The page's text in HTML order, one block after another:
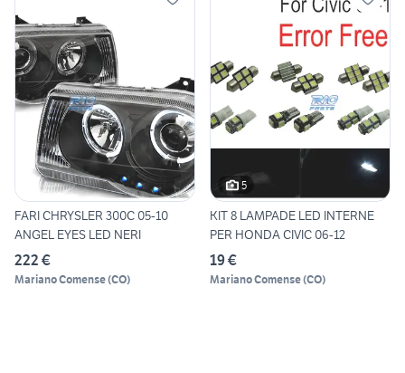
FARI CHRYSLER 300C 05-10
ANGEL EYES LED NERI
222 €
Mariano Comense(CO)
5
KIT 8 LAMPADE LED INTERNE
PER HONDA CIVIC 06-12
19 €
Mariano Comense(CO)